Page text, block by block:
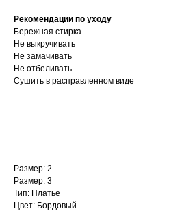
Рекомендации по уходу
Бережная стирка
Не выкручивать
Не замачивать
Не отбеливать
Сушить в расправленном виде
Размер: 2
Размер: 3
Тип: Платье
Цвет: Бордовый